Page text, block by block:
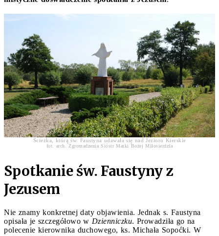
Ścieżka, którą św. Faustyna udawała się nad Jezioro Kierskie
fot. arch. Zgromadzenia Sióstr Matki Bożej Miłosierdzia
Spotkanie św. Faustyny z
Jezusem
Nie znamy konkretnej daty objawienia. Jednak s. Faustyna
opisała je szczegółowo w Dzienniczku. Prowadziła go na
polecenie kierownika duchowego, ks. Michała Sopoćki. W